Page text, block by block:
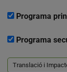
Programa
Programa
Translació i